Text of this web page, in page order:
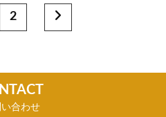
2
い合わせ